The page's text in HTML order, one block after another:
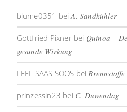
blume0351 beiA. Sandkühler
Gottfried Pixnerbei Quinoa –
gesunde Wirkung
LEEL SAAS SOOS beiBrennstoffe
prinzessin23 bei C. Duwendag